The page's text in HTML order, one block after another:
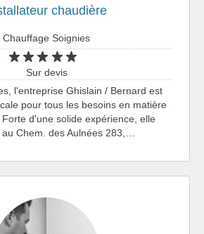
chaudière
Chauffage Soignies
Sur devis
l'entreprise Ghislain / Bernard est
pour tous les besoins en matière
d'une solide expérience, elle
Chem. des Aulnées 283,…